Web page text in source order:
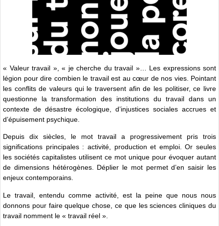
« Valeur travail », « je cherche du travail »… Les expressions sont
légion pour dire combien le travail est au cœur de nos vies. Pointant
les conflits de valeurs qui le traversent afin de les politiser, ce livre
questionne la transformation des institutions du travail dans un
contexte de désastre écologique, d’injustices sociales accrues et
d’épuisement psychique.
Depuis dix siècles, le mot travail a progressivement pris trois
significations principales : activité, production et emploi. Or seules
les sociétés capitalistes utilisent ce mot unique pour évoquer autant
de dimensions hétérogènes. Déplier le mot permet d’en saisir les
enjeux contemporains.
Le travail, entendu comme activité, est la peine que nous nous
donnons pour faire quelque chose, ce que les sciences cliniques du
travail nomment le « travail réel ».